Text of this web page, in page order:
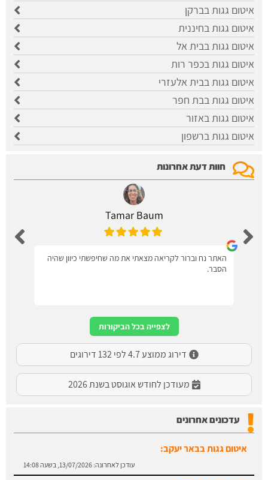
איטום גגות בברקן
איטום גגות בחיננית
איטום גגות בבית אל
איטום גגות בכפר רות
איטום גגות בבית אלעזרי
איטום גגות בבת חפר
איטום גגות באזור
איטום גגות ברשפון
חוות דעת אחרונות
Tamar Baum
האתר נח וברור לקריאה מצאתי את מה שחיפשתי כיוון שהיה
הסבר.
לצפייה בכל הביקורות
דירוג ממוצע 4.7 לפי 132 דירוגים
מעודכן לחודש אוגוסט בשנת 2026
עדכונים אחרונים
איטום גגות בדימונה:
עודכן לאחרונה: 13/07/2026, בשעה 14:06